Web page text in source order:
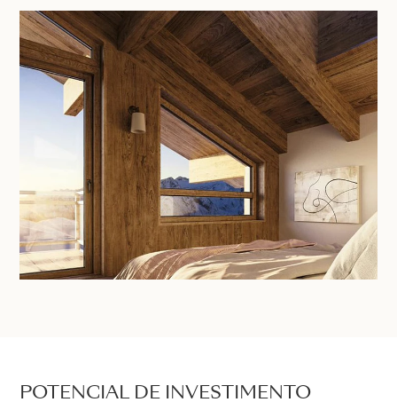
POTENCIAL DE INVESTIMENTO